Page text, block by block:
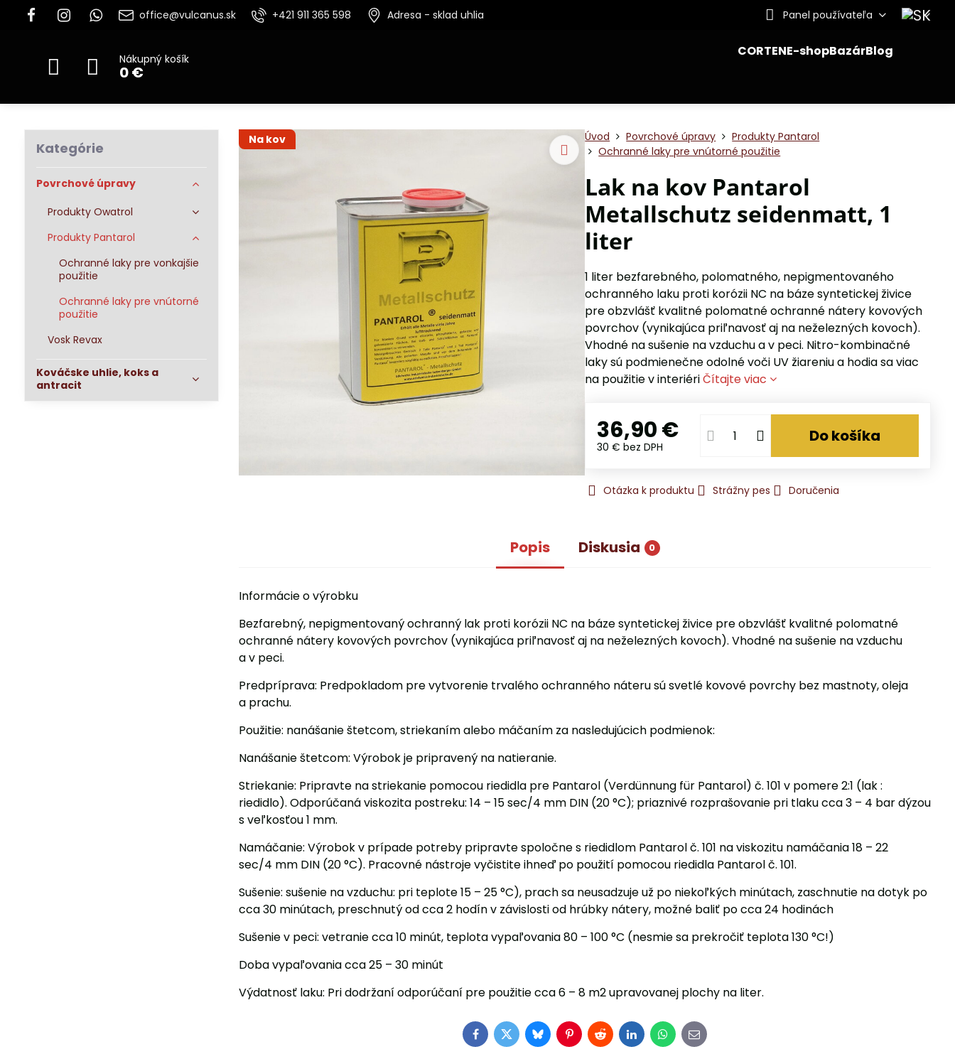
office@vulcanus.sk +421 911 365 598 Adresa - sklad uhlia Panel používateľa
Nákupný košík
0 €
CORTENE-shopBazárBlog
Na kov Úvod Povrchové úpravy
Produkty Pantarol
Ochranné laky pre vnútorné použitie
Lak na kov Pantarol
Metallschutz seidenmatt, 1
liter
1 liter bezfarebného, polomatného, nepigmentovaného
ochranného laku proti korózii NC na báze syntetickej živice
pre obzvlášť kvalitné polomatné ochranné nátery kovových
povrchov (vynikajúca priľnavosť aj na neželezných kovoch).
Vhodné na sušenie na vzduchu a v peci. Nitro-kombinačné
laky sú podmienečne odolné voči UV žiareniu a hodia sa viac
na použitie v interiériČítajte viac
36,90 €
30 €bez DPH
Do košíka
Otázka k produktu Strážny pes Doručenia
Popis Diskusia 0
Informácie o výrobku
Bezfarebný, nepigmentovaný ochranný lak proti korózii NC na báze syntetickej živice pre obzvlášť kvalitné polomatné
ochranné nátery kovových povrchov (vynikajúca priľnavosť aj na neželezných kovoch). Vhodné na sušenie na vzduchu
a v peci.
Predpríprava: Predpokladom pre vytvorenie trvalého ochranného náteru sú svetlé kovové povrchy bez mastnoty, oleja
a prachu.
Použitie: nanášanie štetcom, striekaním alebo máčaním za nasledujúcich podmienok:
Nanášanie štetcom: Výrobok je pripravený na natieranie.
Striekanie: Pripravte na striekanie pomocou riedidla pre Pantarol (Verdünnung für Pantarol) č. 101 v pomere 2:1 (lak :
riedidlo). Odporúčaná viskozita postreku: 14 – 15 sec/4 mm DIN (20 °C); priaznivé rozprašovanie pri tlaku cca 3 – 4 bar dýzou
s veľkosťou 1 mm.
Namáčanie: Výrobok v prípade potreby pripravte spoločne s riedidlom Pantarol č. 101 na viskozitu namáčania 18 – 22
sec/4 mm DIN (20 °C). Pracovné nástroje vyčistite ihneď po použití pomocou riedidla Pantarol č. 101.
Sušenie: sušenie na vzduchu: pri teplote 15 – 25 °C), prach sa neusadzuje už po niekoľkých minútach, zaschnutie na dotyk po
cca 30 minútach, preschnutý od cca 2 hodín v závislosti od hrúbky nátery, možné baliť po cca 24 hodinách
Sušenie v peci: vetranie cca 10 minút, teplota vypaľovania 80 – 100 °C (nesmie sa prekročiť teplota 130 °C!)
Doba vypaľovania cca 25 – 30 minút
Výdatnosť laku: Pri dodržaní odporúčaní pre použitie cca 6 – 8 m2 upravovanej plochy na liter.
Facebook
TwitterBlueskyPinterest
RedditLinkedInWhatsApp
E-
mail
Kategórie
Povrchové úpravy
Produkty Owatrol
Produkty Pantarol
Ochranné laky pre vonkajšie
použitie
Ochranné laky pre vnútorné
použitie
Vosk Revax
Kováčske uhlie, koks a
antracit